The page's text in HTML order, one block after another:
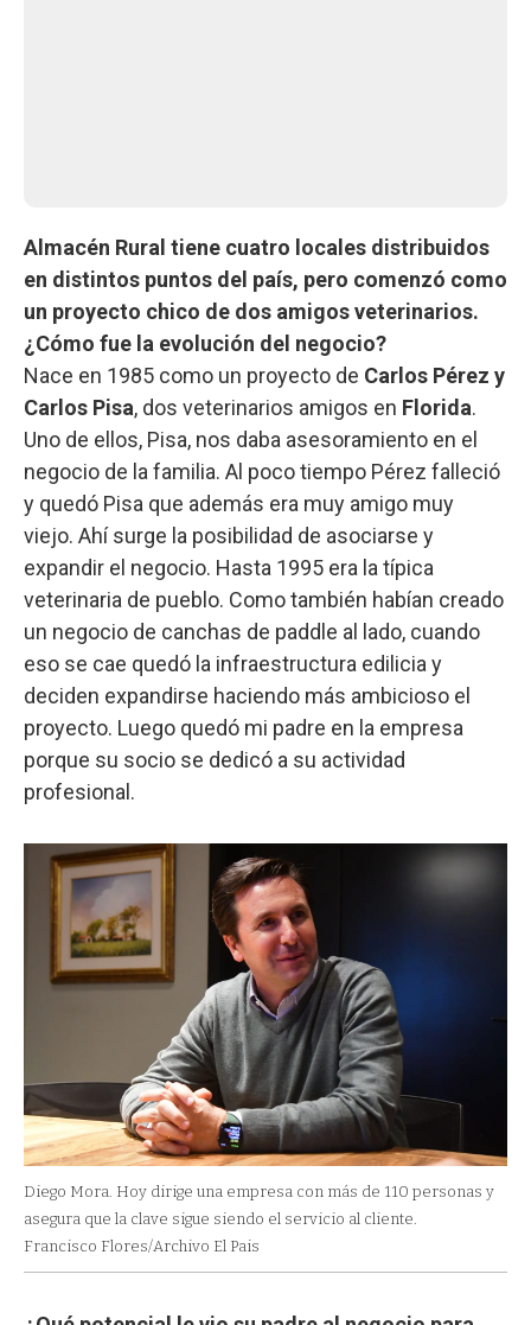
Almacén Rural tiene cuatro locales distribuidos
en distintos puntos del país, pero comenzó como
un proyecto chico de dos amigos veterinarios.
¿Cómo fue la evolución del negocio?
Nace en 1985 como un proyecto de Carlos Pérez y
Carlos Pisa, dos veterinarios amigos en Florida.
Uno de ellos, Pisa, nos daba asesoramiento en el
negocio de la familia. Al poco tiempo Pérez falleció
y quedó Pisa que además era muy amigo muy
viejo. Ahí surge la posibilidad de asociarse y
expandir el negocio. Hasta 1995 era la típica
veterinaria de pueblo. Como también habían creado
un negocio de canchas de paddle al lado, cuando
eso se cae quedó la infraestructura edilicia y
deciden expandirse haciendo más ambicioso el
proyecto. Luego quedó mi padre en la empresa
porque su socio se dedicó a su actividad
profesional.
Diego Mora. Hoy dirige una empresa con más de 110 personas y
asegura que la clave sigue siendo el servicio al cliente.
Francisco Flores/Archivo El Pais